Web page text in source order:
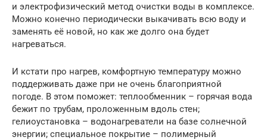
и электрофизический метод очистки воды в комплексе.
Можно конечно периодически выкачивать всю воду и
заменять её новой, но как же долго она будет
нагреваться.
И кстати про нагрев, комфортную температуру можно
поддерживать даже при не очень благоприятной
погоде. В этом поможет: теплообменник – горячая вода
бежит по трубам, проложенным вдоль стен;
гелиоустановка – водонагреватели на базе солнечной
энергии; специальное покрытие – полимерный